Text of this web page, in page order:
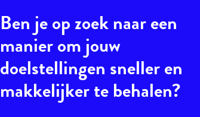
Ben je op zoek naar een
manier om jouw
doelstellingen sneller en
makkelijker te behalen?